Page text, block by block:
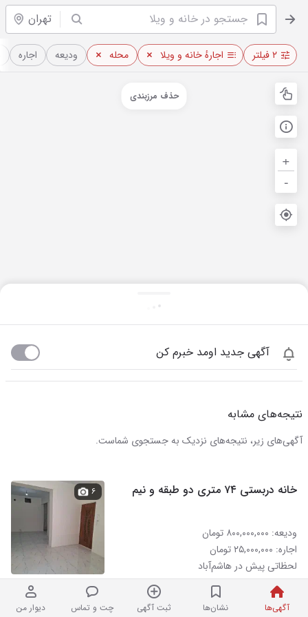
تهران
آگهی‌ها نشان‌ها ثبت آگهی چت و تماس دیوار من
۲ فیلتر اجارهٔ خانه و ویلا محله ودیعه اجاره
+
-
حذف مرزبندی
آگهی جدید اومد خبرم کن
نتیجه‌های مشابه
آگهی‌های زیر، نتیجه‌های نزدیک به جستجوی شماست.
خانه دربستی ۷۴ متری دو طبقه و نیم
ودیعه: ۸۰۰,۰۰۰,۰۰۰ تومان
اجاره: ۲۵,۰۰۰,۰۰۰ تومان
لحظاتی پیش در هاشم‌آباد
۶